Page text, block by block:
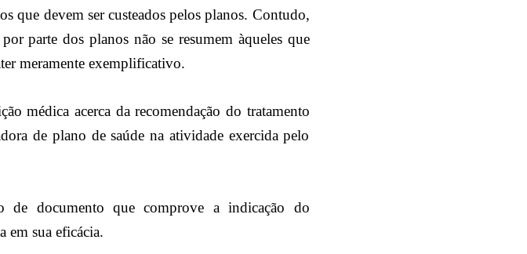
que devem ser custeados pelos planos. Contudo,
parte dos planos não se resumem àqueles que
meramente exemplificativo.
médica acerca da recomendação do tratamento
de plano de saúde na atividade exercida pelo
de documento que comprove a indicação do
em sua eficácia.